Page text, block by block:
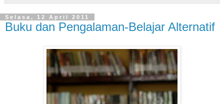
Selasa, 12 April 2011
Buku dan Pengalaman-Belajar Alternatif